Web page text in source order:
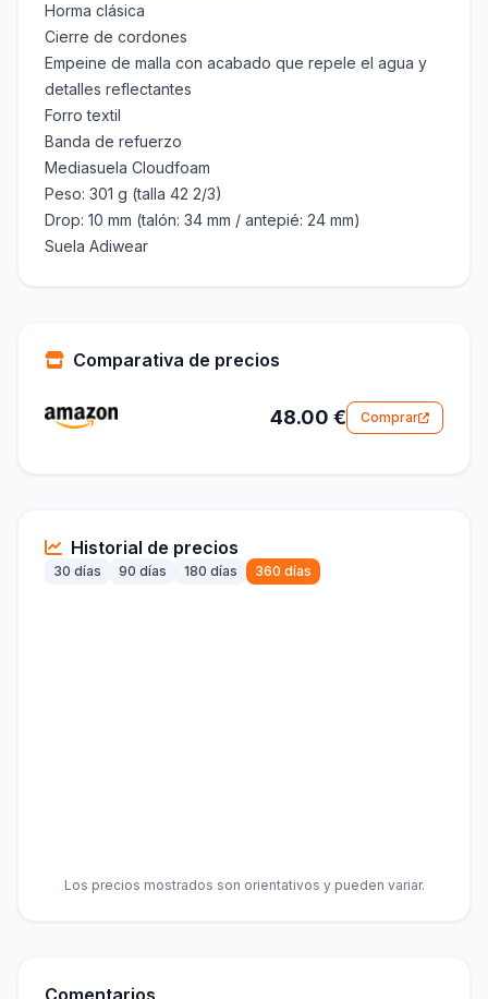
Horma clásica
Cierre de cordones
Empeine de malla con acabado que repele el agua y
detalles reflectantes
Forro textil
Banda de refuerzo
Mediasuela Cloudfoam
Peso: 301 g (talla 42 2/3)
Drop: 10 mm (talón: 34 mm / antepié: 24 mm)
Suela Adiwear
Comparativa de precios
48.00 € Comprar
Historial de precios
30 días 90 días 180 días 360 días
Los precios mostrados son orientativos y pueden variar.